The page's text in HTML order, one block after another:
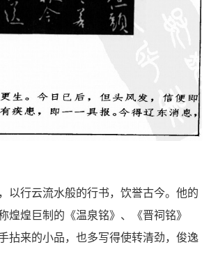
以行云流水般的行书，饮誉古今。他的
煌煌巨制的《温泉铭》、《晋祠铭》
拈来的小品，也多写得使转清劲，俊逸